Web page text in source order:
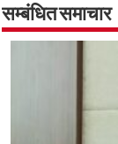
o
o
A
p
सम्बंधित समाचार